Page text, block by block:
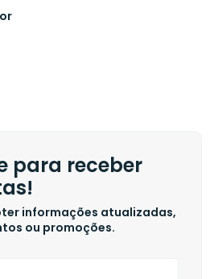
para receber
informações atualizadas,
ou promoções.